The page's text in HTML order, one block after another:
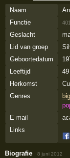
Naam
Functie
Geslacht
Lid van groep
Geboortedatum
Leeftijd
Herkomst
Genres
E-mail
Links
Biografie ·8 juni 2012